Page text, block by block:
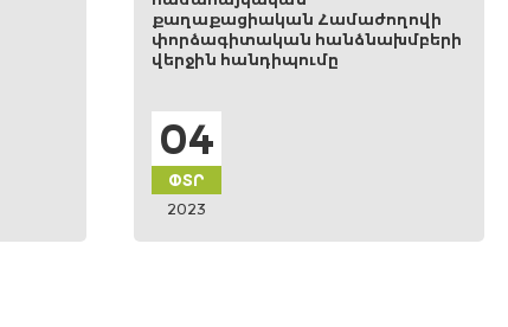
Համաժողովի
հանձնախմբերի
փորձագիտական
չորրորդ առցանց